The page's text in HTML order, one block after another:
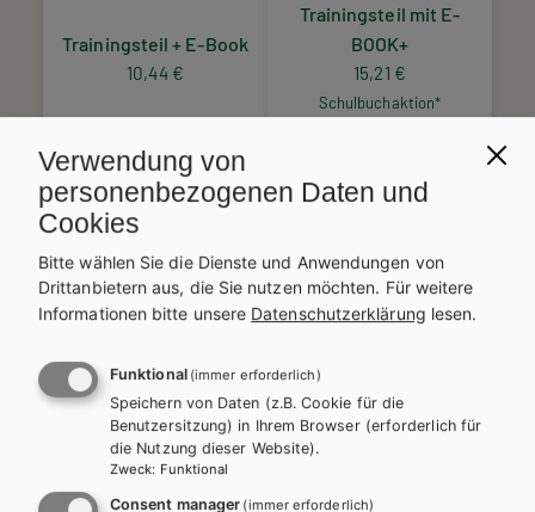
Trainingsteil + E-Book
10,44 €
Trainingsteil mit E-
BOOK+
15,21 €
Schulbuchaktion*
Lehrer/innenheft
über die Schulbuchaktion enthalten. | *Exklusiv über die Schulbuchaktion
erhältlich.
AUTOR/INNEN
Mag. Barbara Hofbauer, Mag. Wolfgang Schörkhuber, Mag. Dr.
Alexander Sigmund
BESCHREIBUNG
Hashtag Deutschist über die Schulbuchaktion inklusive E-
BOOK+ erhältlich.
Verwendung von
personenbezogenen Daten und
Cookies
Bitte wählen Sie die Dienste und Anwendungen von
Drittanbietern aus, die Sie nutzen möchten. Für weitere
Informationen bitte unsere Datenschutzerklärung lesen.
Funktional (immer erforderlich)
Speichern von Daten (z.B. Cookie für die
Benutzersitzung) in Ihrem Browser (erforderlich für
die Nutzung dieser Website).
Zweck: Funktional
Consent manager (immer erforderlich)